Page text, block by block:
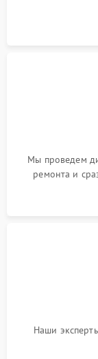
Мы проведем
ремонта и
Наши